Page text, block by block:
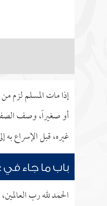
إذا مات المسلم لزم
أو صغيراً، وصف
غيره، قبل الإسراع به
باب ما جاء في
الحمد لله رب